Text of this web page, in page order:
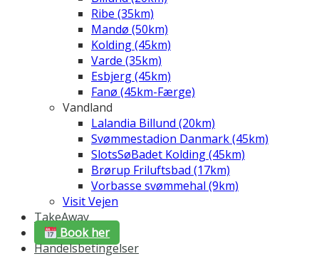
Ribe (35km)
Mandø (50km)
Kolding (45km)
Varde (35km)
Esbjerg (45km)
Fanø (45km-Færge)
Vandland
Lalandia Billund (20km)
Svømmestadion Danmark (45km)
SlotsSøBadet Kolding (45km)
Brørup Friluftsbad (17km)
Vorbasse svømmehal (9km)
Visit Vejen
TakeAway
Book her
Handelsbetingelser